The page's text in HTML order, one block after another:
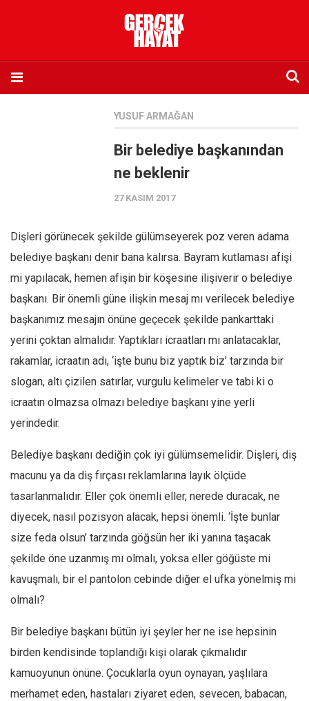
Abone olmak istiyorum
Sosyal Medya
Twitter
Facebook
Instagram
YouTube
Editörden
Mahmut Toptaş
Yvonne Ridley
Barış Tarımcıoğlu
Ömer Kayani
Hasanali Yıldırım
Leyla Şerif Emin
Mehmet Ali Tekin
Amina S. Jenenkovic
YUSUF ARMAĞAN
Bir belediye başkanından
ne beklenir
27 KASIM 2017
Dişleri görünecek şekilde gülümseyerek poz veren adama
belediye başkanı denir bana kalırsa. Bayram kutlaması afişi
mi yapılacak, hemen afişin bir köşesine ilişiverir o belediye
başkanı. Bir önemli güne ilişkin mesaj mı verilecek belediye
başkanımız mesajın önüne geçecek şekilde pankarttaki
yerini çoktan almalıdır. Yaptıkları icraatları mı anlatacaklar,
rakamlar, icraatın adı, ‘işte bunu biz yaptık biz’ tarzında bir
slogan, altı çizilen satırlar, vurgulu kelimeler ve tabi ki o
icraatın olmazsa olmazı belediye başkanı yine yerli
yerindedir.
Belediye başkanı dediğin çok iyi gülümsemelidir. Dişleri, diş
macunu ya da diş fırçası reklamlarına layık ölçüde
tasarlanmalıdır. Eller çok önemli eller, nerede duracak, ne
diyecek, nasıl pozisyon alacak, hepsi önemli. ‘İşte bunlar
size feda olsun’ tarzında göğsün her iki yanına taşacak
şekilde öne uzanmış mı olmalı, yoksa eller göğüste mi
kavuşmalı, bir el pantolon cebinde diğer el ufka yönelmiş mi
olmalı?
Bir belediye başkanı bütün iyi şeyler her ne ise hepsinin
birden kendisinde toplandığı kişi olarak çıkmalıdır
kamuoyunun önüne. Çocuklarla oyun oynayan, yaşlılara
merhamet eden, hastaları ziyaret eden, sevecen, babacan,